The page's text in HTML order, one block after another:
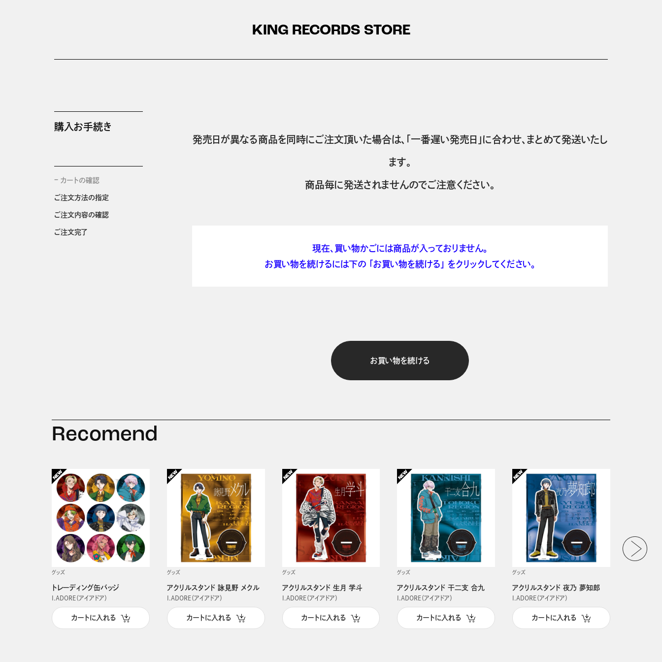
KING RECORDS STORE
購入お手続き
カートの確認
ご注文方法の指定
ご注文内容の確認
ご注文完了
発売日が異なる商品を同時にご注文頂いた場合は、「一番遅い発売日」に合わせ、まとめて発送いたし
ます。
商品毎に発送されませんのでご注意ください。
現在、買い物かごには商品が入っておりません。
お買い物を続けるには下の 「お買い物を続ける」 をクリックしてください。
お買い物を続ける
Recomend
グッズ
トレーディング缶バッジ
I.ADORE（アイアドア）
カートに入れる
グッズ
アクリルスタンド 詠見野 メクル
I.ADORE（アイアドア）
カートに入れる
グッズ
アクリルスタンド 生月 学斗
I.ADORE（アイアドア）
カートに入れる
グッズ
アクリルスタンド 干二支 合九
I.ADORE（アイアドア）
カートに入れる
グッズ
アクリルスタンド 夜乃 夢知郎
I.ADORE（アイアドア）
カートに入れる